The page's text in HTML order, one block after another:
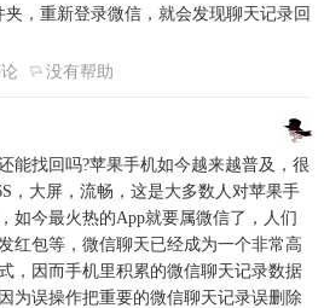
，重新登录微信，就会发现聊天记录回
没有帮助
能找回吗?苹果手机如今越来越普及，很
，大屏，流畅，这是大多数人对苹果手
如今最火热的App就要属微信了，人们
红包等，微信聊天已经成为一个非常高
，因而手机里积累的微信聊天记录数据
为误操作把重要的微信聊天记录误删除